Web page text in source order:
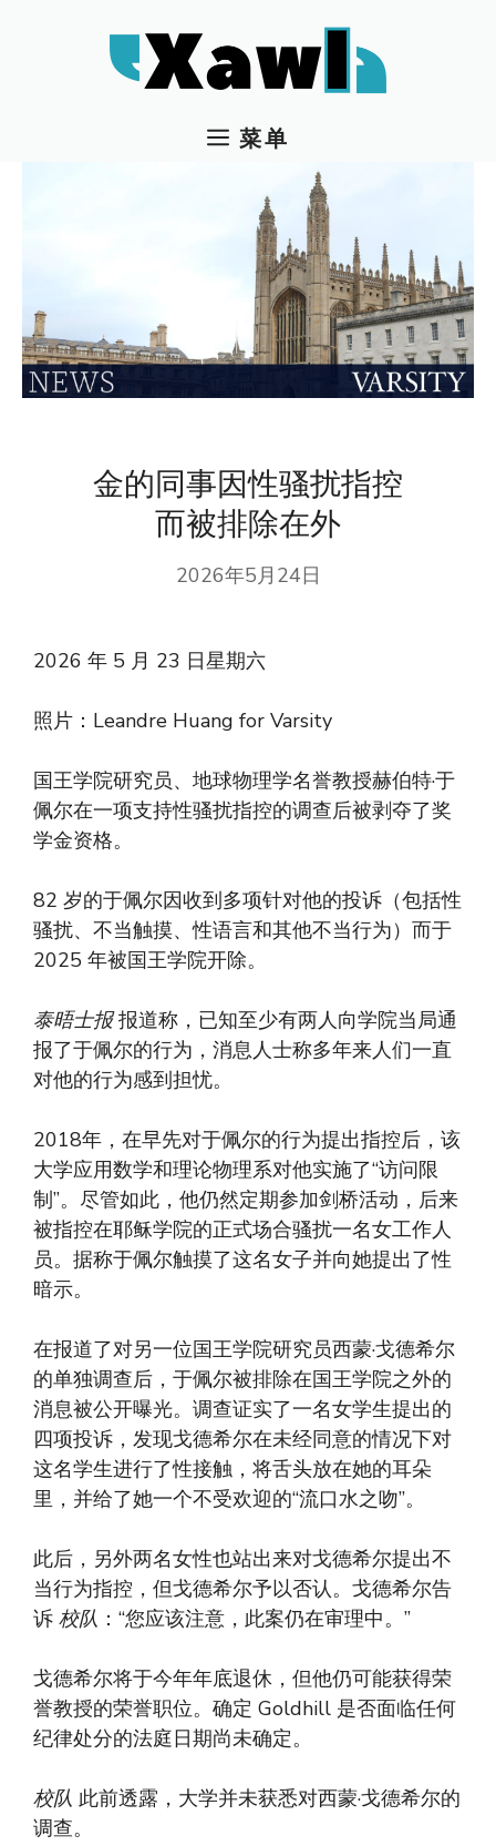
菜单
金的同事因性骚扰指控
而被排除在外
2026年5月24日
2026 年 5 月 23 日星期六
照片：Leandre Huang for Varsity
国王学院研究员、地球物理学名誉教授赫伯特·于
佩尔在一项支持性骚扰指控的调查后被剥夺了奖
学金资格。
82 岁的于佩尔因收到多项针对他的投诉（包括性
骚扰、不当触摸、性语言和其他不当行为）而于
2025 年被国王学院开除。
泰晤士报报道称，已知至少有两人向学院当局通
报了于佩尔的行为，消息人士称多年来人们一直
对他的行为感到担忧。
2018年，在早先对于佩尔的行为提出指控后，该
大学应用数学和理论物理系对他实施了“访问限
制”。尽管如此，他仍然定期参加剑桥活动，后来
被指控在耶稣学院的正式场合骚扰一名女工作人
员。据称于佩尔触摸了这名女子并向她提出了性
暗示。
在报道了对另一位国王学院研究员西蒙·戈德希尔
的单独调查后，于佩尔被排除在国王学院之外的
消息被公开曝光。调查证实了一名女学生提出的
四项投诉，发现戈德希尔在未经同意的情况下对
这名学生进行了性接触，将舌头放在她的耳朵
里，并给了她一个不受欢迎的“流口水之吻”。
此后，另外两名女性也站出来对戈德希尔提出不
当行为指控，但戈德希尔予以否认。戈德希尔告
诉 校队 ：“您应该注意，此案仍在审理中。”
戈德希尔将于今年年底退休，但他仍可能获得荣
誉教授的荣誉职位。确定 Goldhill 是否面临任何
纪律处分的法庭日期尚未确定。
校队 此前透露，大学并未获悉对西蒙·戈德希尔的
调查。